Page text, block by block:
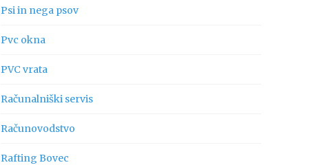
Psi in nega psov
Pvc okna
PVC vrata
Računalniški servis
Računovodstvo
Rafting Bovec